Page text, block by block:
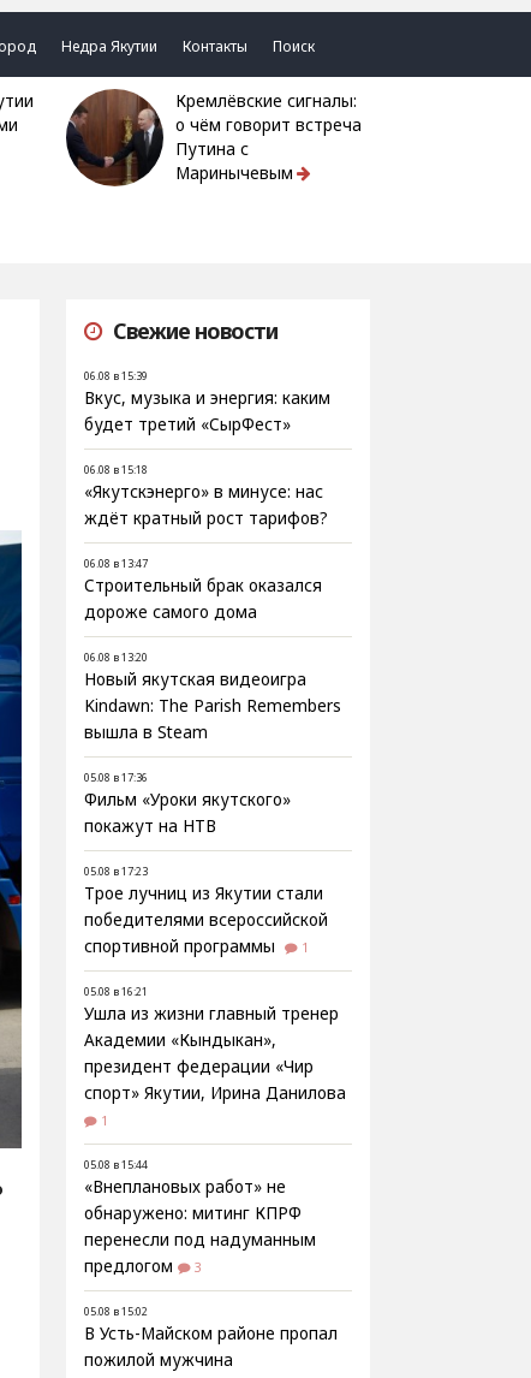
Недра Якутии Контакты Поиск
Кремлёвские сигналы:
о чём говорит встреча
Путина с
Маринычевым
Свежие новости
06.08 в 15:39
Вкус, музыка и энергия: каким
будет третий «СырФест»
06.08 в 15:18
«Якутскэнерго» в минусе: нас
ждёт кратный рост тарифов?
06.08 в 13:47
Строительный брак оказался
дороже самого дома
06.08 в 13:20
Новый якутская видеоигра
Kindawn: The Parish Remembers
вышла в Steam
05.08 в 17:36
Фильм «Уроки якутского»
покажут на НТВ
05.08 в 17:23
Трое лучниц из Якутии стали
победителями всероссийской
спортивной программы
1
05.08 в 16:21
Ушла из жизни главный тренер
Академии «Кындыкан»,
президент федерации «Чир
спорт» Якутии, Ирина Данилова
1
05.08 в 15:44
«Внеплановых работ» не
обнаружено: митинг КПРФ
перенесли под надуманным
предлогом
3
05.08 в 15:02
В Усть-Майском районе пропал
пожилой мужчина